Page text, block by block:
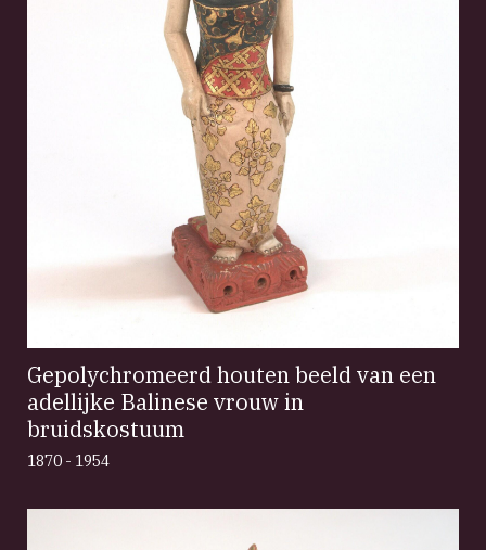
Gepolychromeerd houten beeld van een
adellijke Balinese vrouw in
bruidskostuum
1870 - 1954